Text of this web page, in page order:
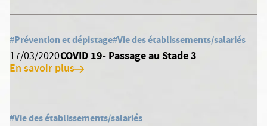
#Prévention et dépistage#Vie des établissements/salariés
17/03/2020COVID 19- Passage au Stade 3
En savoir plus
#Vie des établissements/salariés